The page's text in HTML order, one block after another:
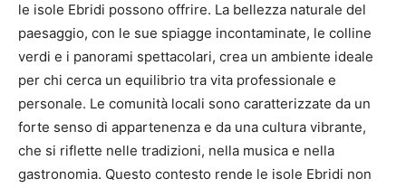
le isole Ebridi possono offrire. La bellezza naturale del
paesaggio, con le sue spiagge incontaminate, le colline
verdi e i panorami spettacolari, crea un ambiente ideale
per chi cerca un equilibrio tra vita professionale e
personale. Le comunità locali sono caratterizzate da un
forte senso di appartenenza e da una cultura vibrante,
che si riflette nelle tradizioni, nella musica e nella
gastronomia. Questo contesto rende le isole Ebridi non